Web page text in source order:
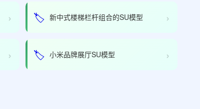
› 🏷️ 新中式楼梯栏杆组合的SU模型 ›
› 🏷️ 小米品牌展厅SU模型 ›